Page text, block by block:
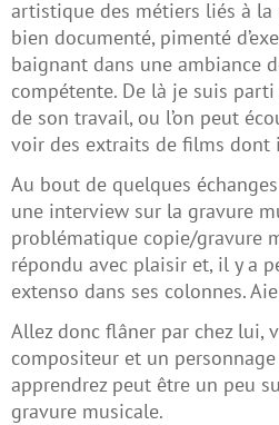
artistique des métiers liés à
bien documenté, pimenté
baignant dans une ambiance
compétente. De là je suis
de son travail, ou l’on peut
voir des extraits de films dont
Au bout de quelques
une interview sur la gravure
problématique copie/gravure
répondu avec plaisir et, il y a
extenso dans ses colonnes. Aie
Allez donc flâner par chez lui,
compositeur et un
apprendrez peut être un peu
gravure musicale.